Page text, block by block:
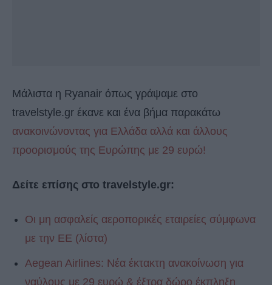
Μάλιστα η Ryanair όπως γράψαμε στο
travelstyle.gr έκανε και ένα βήμα παρακάτω
ανακοινώνοντας για Ελλάδα αλλά και άλλους
προορισμούς της Ευρώπης με 29 ευρώ!
Δείτε επίσης στο travelstyle.gr:
Οι μη ασφαλείς αεροπορικές εταιρείες σύμφωνα
με την ΕΕ (λίστα)
Aegean Airlines: Νέα έκτακτη ανακοίνωση για
ναύλους με 29 ευρώ & έξτρα δώρο έκπληξη